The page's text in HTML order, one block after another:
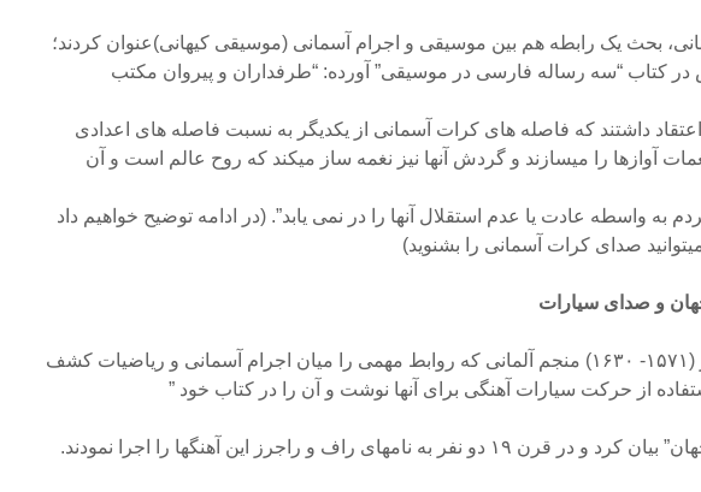
بحث یک رابطه هم بین موسیقی و اجرام آسمانی (موسیقی کیهانی)عنوان کردند؛
در کتاب “سه رساله فارسی در موسیقی” آورده: “طرفداران و پیروان مکتب
داشتند که فاصله های کرات آسمانی از یکدیگر به نسبت فاصله های اعدادی
آوازها را میسازند و گردش آنها نیز نغمه ساز میکند که روح عالم است و آن
به واسطه عادت یا عدم استقلال آنها را در نمی یابد”. (در ادامه توضیح خواهیم داد
صدای کرات آسمانی را بشنوید)
و صدای سیارات
یوهان کپلر (۱۵۷۱- ۱۶۳۰) منجم آلمانی که روابط مهمی را میان اجرام آسمانی و ریاضیات کشف
از حرکت سیارات آهنگی برای آنها نوشت و آن را در کتاب خود ”
۱۹ دو نفر به نامهای راف و راجرز این آهنگها را اجرا نمودند.